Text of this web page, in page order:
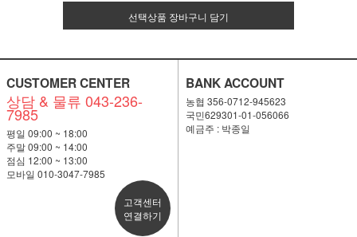
선택상품 장바구니 담기
CUSTOMER CENTER
상담 & 물류 043-236-
7985
평일 09:00 ~ 18:00
주말 09:00 ~ 14:00
점심 12:00 ~ 13:00
모바일 010-3047-7985
고객센터
연결하기
BANK ACCOUNT
농협 356-0712-945623
국민629301-01-056066
예금주 : 박종일